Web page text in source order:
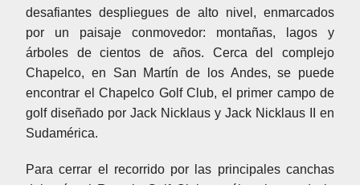
desafiantes despliegues de alto nivel, enmarcados
por un paisaje conmovedor: montañas, lagos y
árboles de cientos de años. Cerca del complejo
Chapelco, en San Martín de los Andes, se puede
encontrar el Chapelco Golf Club, el primer campo de
golf diseñado por Jack Nicklaus y Jack Nicklaus II en
Sudamérica.
Para cerrar el recorrido por las principales canchas